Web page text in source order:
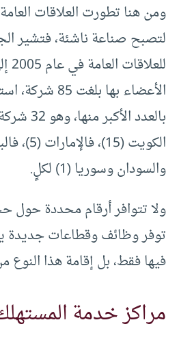
ومن هنا تطورت العلاقات
لتصبح صناعة ناشئة، فتشير
الأعضاء بها
والسودان وسوريا (1) لكلٍ.
ولا تتوافر أرقام محددة حول
توفر وظائف وقطاعات جديدة
فيها فقط، بل إقامة هذا النوع
مراكز خدمة